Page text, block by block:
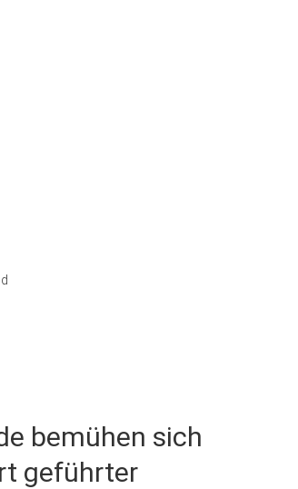
bemühen sich
geführter